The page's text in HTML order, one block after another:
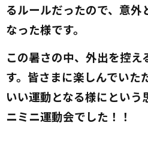
るルールだったので、意外
なった様です。
この暑さの中、外出を控え
す。皆さまに楽しんでいた
いい運動となる様にという
ニミニ運動会でした！！